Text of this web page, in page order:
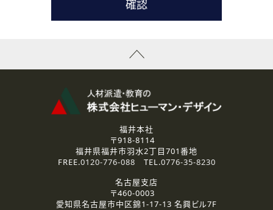
お問い合わせの内容に回答するために利用いたします。
なお、ご連絡手段は、電話・Ｅメールのいずれかの方法とい
資料送付、受講相談に関するご連絡のために利用いたしま
その他、お問い合わせの内容に回答するために利用いたし
なお、ご連絡手段は、電話・Ｅメールのいずれかの方法とい
2.個人情報の第三者提供
ご提供いただいた個人情報は、法令等の規定に従う場合を除き、
3.個人情報の取り扱いの委託
弊社の定める個人情報保護の評価基準を満たした委託先に、個
福井本社
〒918-8114
福井県福井市羽水2丁目701番地
FREE.0120-776-088 TEL.0776-35-8230
名古屋支店
〒460-0003
愛知県名古屋市中区錦1-17-13 名興ビル7F